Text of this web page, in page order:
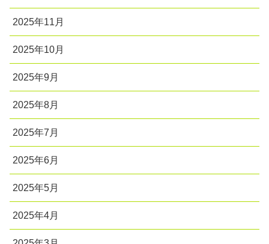
2025年11月
2025年10月
2025年9月
2025年8月
2025年7月
2025年6月
2025年5月
2025年4月